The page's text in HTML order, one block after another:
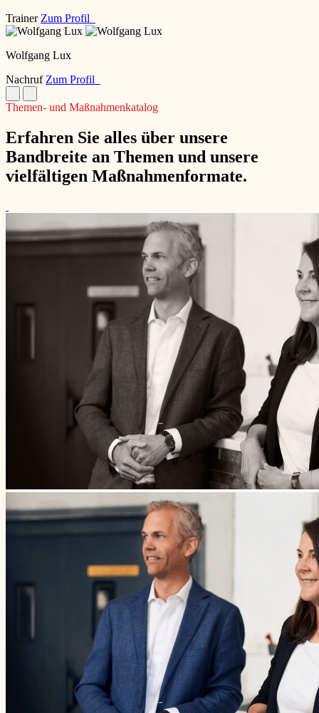
Trainer Zum Profil
Wolfgang Lux
Nachruf Zum Profil
Themen- und Maßnahmenkatalog
Erfahren Sie alles über unsere
Bandbreite an Themen und unsere
vielfältigen Maßnahmenformate.